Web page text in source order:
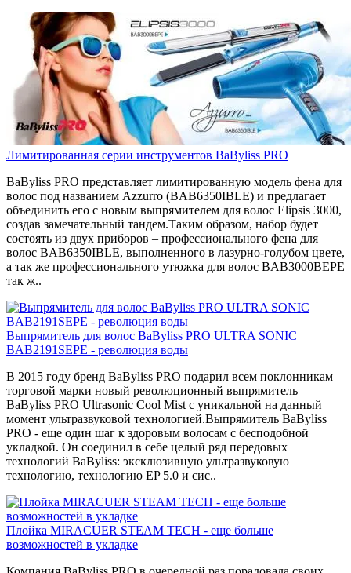
Лимитированная серии инструментов BaByliss PRO
BaByliss PRO представляет лимитированную модель фена для
волос под названием Azzurro (BAB6350IBLE) и предлагает
объединить его с новым выпрямителем для волос Elipsis 3000,
создав замечательный тандем.Таким образом, набор будет
состоять из двух приборов – профессионального фена для
волос BAB6350IBLE, выполненного в лазурно-голубом цвете,
а так же профессионального утюжка для волос BAB3000BEPE
так ж..
Выпрямитель для волос BaByliss PRO ULTRA SONIC
BAB2191SEPE - революция воды
В 2015 году бренд BaByliss PRO подарил всем поклонникам
торговой марки новый революционный выпрямитель
BaByliss PRO Ultrasonic Cool Mist с уникальной на данный
момент ультразвуковой технологией.Выпрямитель BaByliss
PRO - еще один шаг к здоровым волосам с бесподобной
укладкой. Он соединил в себе целый ряд передовых
технологий BaByliss: эксклюзивную ультразвуковую
технологию, технологию EP 5.0 и сис..
Плойка MIRACUER STEAM TECH - еще больше
возможностей в укладке